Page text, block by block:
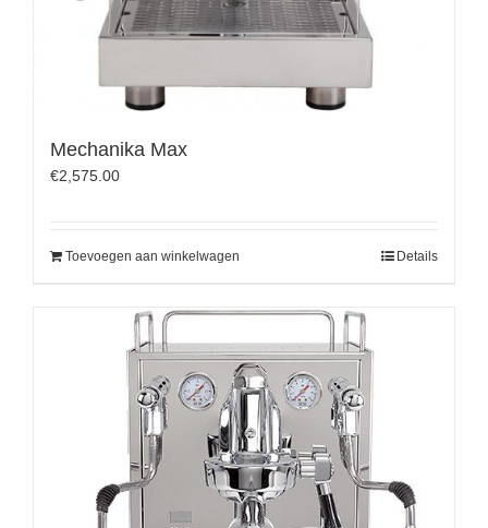
Mechanika Max
€2,575.00
Toevoegen aan winkelwagen Details